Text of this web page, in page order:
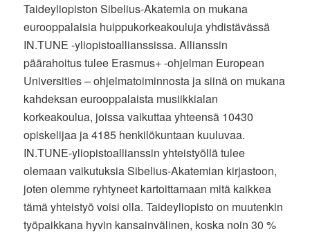
Taideyliopiston Sibelius-Akatemia on mukana
eurooppalaisia huippukorkeakouluja yhdistävässä
IN.TUNE -yliopistoallianssissa. Allianssin
päärahoitus tulee Erasmus+ -ohjelman European
Universities – ohjelmatoiminnosta ja siinä on mukana
kahdeksan eurooppalaista musiikkialan
korkeakoulua, joissa vaikuttaa yhteensä 10430
opiskelijaa ja 4185 henkilökuntaan kuuluvaa.
IN.TUNE-yliopistoallianssin yhteistyöllä tulee
olemaan vaikutuksia Sibelius-Akatemian kirjastoon,
joten olemme ryhtyneet kartoittamaan mitä kaikkea
tämä yhteistyö voisi olla. Taideyliopisto on muutenkin
työpaikkana hyvin kansainvälinen, koska noin 30 %